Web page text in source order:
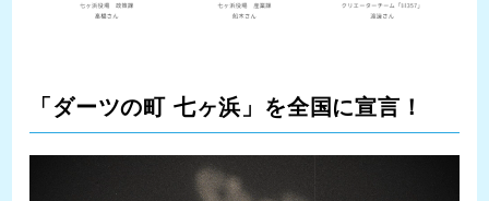
「ダーツの町 七ヶ浜」を全国に宣言！